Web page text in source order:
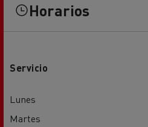
Horarios
Servicio
Lunes
Martes